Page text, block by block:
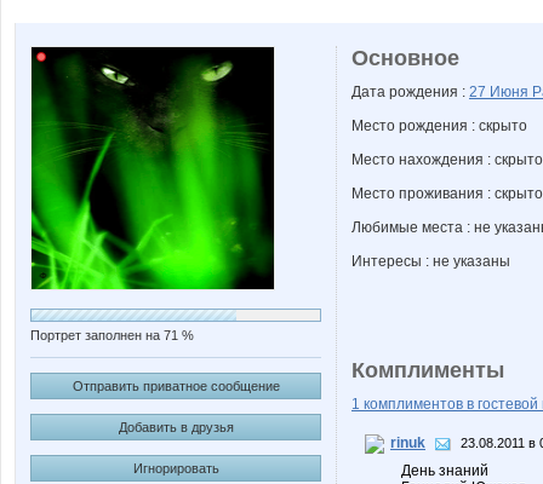
Портрет заполнен на 71 %
Отправить приватное сообщение
Добавить в друзья
Игнорировать
Основное
Дата рождения : 27 Июня
Место рождения : скрыто
Место нахождения : скрыто
Место проживания : скрыто
Любимые места : не
Интересы : не указаны
Комплименты
1 комплиментов в гостевой
rinuk 23.08.2011 в
День знаний